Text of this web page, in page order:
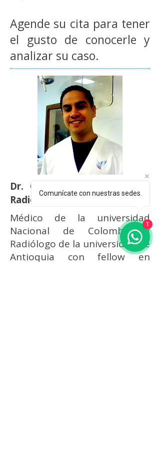
Agende su cita para tener
el gusto de conocerle y
analizar su caso.
Dr. Carlos Urbina
Radiólogo.
Médico de la universidad
Nacional de Colombia y
Radiólogo de la universidad de
Antioquia con fellow en
Comunícate con nuestras sedes.
1